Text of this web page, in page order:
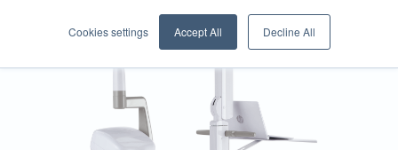
Cookies settings Accept All Decline All